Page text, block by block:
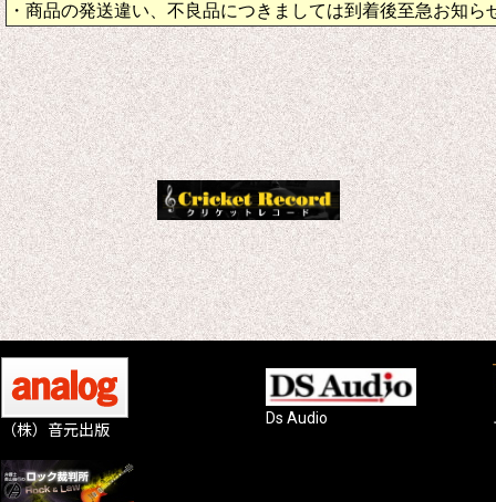
・商品の発送違い、不良品につきましては到着後至急お知ら
（株）音元出版
Ds Audio